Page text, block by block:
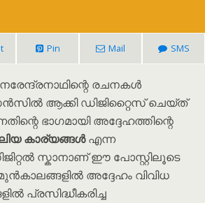
Pin Mail SMS
രചനകൾ
ആക്കി ഡിജിറ്റൈസ് ചെയ്ത്
ഭാഗമായി അദ്ദേഹത്തിന്റെ
കാര്യങ്ങൾഎന്ന
സ്കാനാണ് ഈ പോസ്റ്റിലൂടെ
അദ്ദേഹം വിവിധ
പ്രസിദ്ധീകരിച്ച